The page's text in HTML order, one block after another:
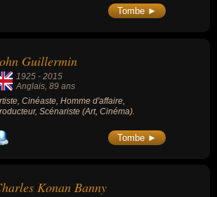
Tombe ►
Guillermin
1925 - 2015
Anglais , 89 ans
Cinéaste, Homme d'affaire,
Scénariste (Art, Cinéma).
Tombe ►
Konan Banny